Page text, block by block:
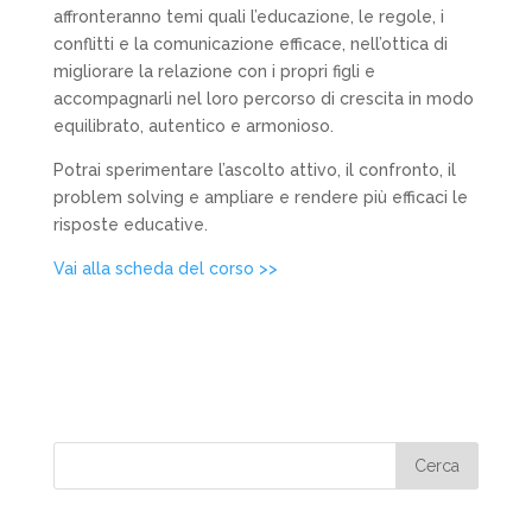
affronteranno temi quali l’educazione, le regole, i
conflitti e la comunicazione efficace, nell’ottica di
migliorare la relazione con i propri figli e
accompagnarli nel loro percorso di crescita in modo
equilibrato, autentico e armonioso.
Potrai sperimentare l’ascolto attivo, il confronto, il
problem solving e ampliare e rendere più efficaci le
risposte educative.
Vai alla scheda del corso >>